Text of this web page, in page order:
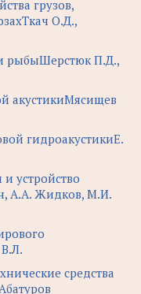
грузов,
О.Д.,
рыбыШерстюк П.Д.,
акустикиМясищев
гидроакустикиЕ.
устройство
А.А. Жидков, М.И.
средства